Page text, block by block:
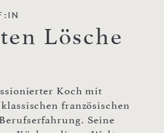
Lösche
Koch mit
französischen
Seine